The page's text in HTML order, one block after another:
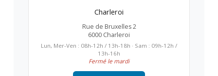
Charleroi
Rue de Bruxelles 2
6000 Charleroi
Lun, Mer-Ven : 08h-12h / 13h-18h · Sam : 09h-12h /
13h-16h
Fermé le mardi